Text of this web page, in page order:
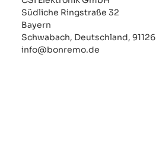
Südliche Ringstraße 32
Bayern
Schwabach, Deutschland, 91126
info@bonremo.de